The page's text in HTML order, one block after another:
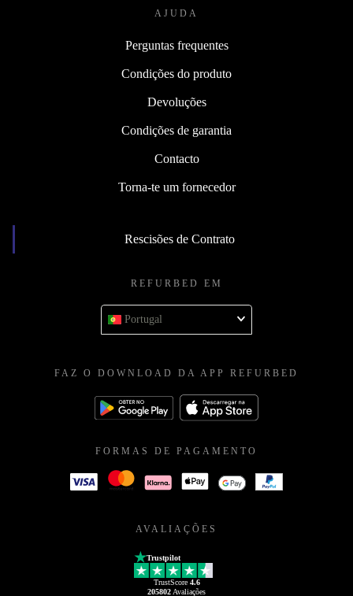
AJUDA
Perguntas frequentes
Condições do produto
Devoluções
Condições de garantia
Contacto
Torna-te um fornecedor
Rescisões de Contrato
REFURBED EM
Portugal
FAZ O DOWNLOAD DA APP REFURBED
FORMAS DE PAGAMENTO
AVALIAÇÕES
Trustpilot
TrustScore 4.6
205802 Avaliações